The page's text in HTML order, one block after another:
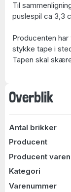
Overblik
Antal brikker
Producent
Producent
Kategori
Varenummer
Til
puslespil ca 3,3
Producenten
stykke tape i
Tapen skal